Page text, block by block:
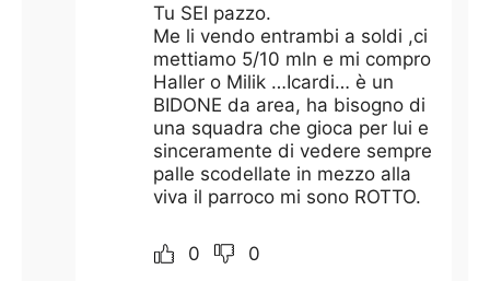
Tu SEI pazzo.
Me li vendo entrambi a soldi ,ci
mettiamo 5/10 mln e mi compro
Haller o Milik …Icardi… è un
BIDONE da area, ha bisogno di
una squadra che gioca per lui e
sinceramente di vedere sempre
palle scodellate in mezzo alla
viva il parroco mi sono ROTTO.
0 0